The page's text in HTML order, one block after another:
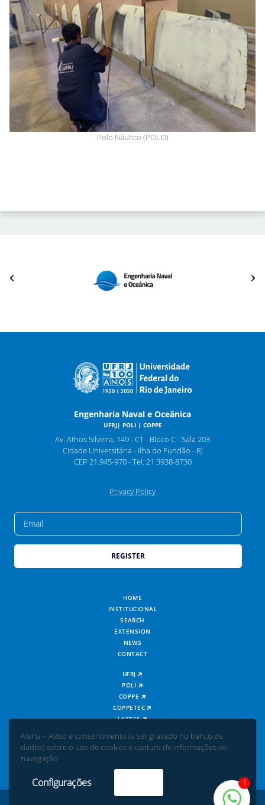
Alerta – Aviso e consentimento (a ser gravado no banco de
dados) sobre o uso de cookies e captura de informações de
navegação
Configurações
Polo Náutico (POLO)
Engenharia Naval e Oceânica
UFRJ| POLI | COPPE
Av. Athos Silveira, 149 - CT - Bloco C - Sala 203
Cidade Universitária - Ilha do Fundão - RJ
CEP 21.945-970 - Tel.:21 3938-8730
Privacy Policy
HOME
INSTITUCIONAL
SEARCH
EXTENSION
NEWS
CONTACT
UFRJ
POLI
COPPE
COPPETEC
LATTES
WEBMAIL
1